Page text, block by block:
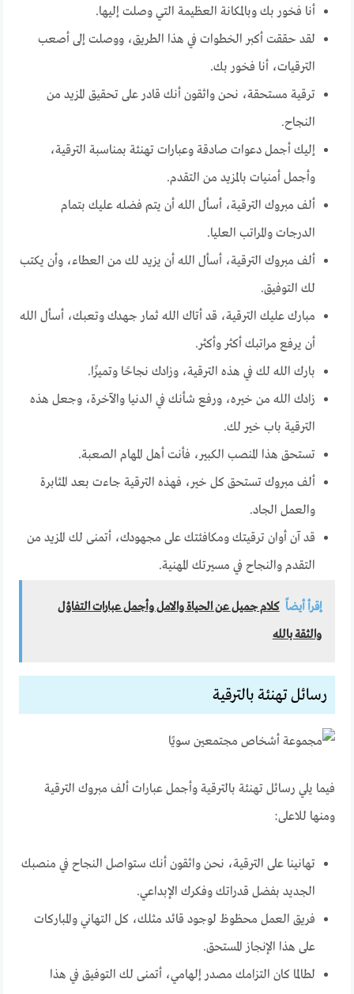
أنا فخور بك وبالمكانة العظيمة التي وصلت إليها.
لقد حققت أكبر الخطوات في هذا الطريق، ووصلت إلى أصعب
الترقيات، أنا فخور بك.
ترقية مستحقة، نحن واثقون أنك قادر على تحقيق المزيد من
النجاح.
إليك أجمل دعوات صادقة وعبارات تهنئة بمناسبة الترقية،
وأجمل أمنيات بالمزيد من التقدم.
ألف مبروك الترقية، أسأل الله أن يتم فضله عليك بتمام
الدرجات والمراتب العليا.
ألف مبروك الترقية، أسأل الله أن يزيد لك من العطاء، وأن يكتب
لك التوفيق.
مبارك عليك الترقية، قد أتاك الله ثمار جهدك وتعبك، أسأل الله
أن يرفع مراتبك أكثر وأكثر.
بارك الله لك في هذه الترقية، وزادك نجاحًا وتميزًا.
زادك الله من خيره، ورفع شأنك في الدنيا والآخرة، وجعل هذه
الترقية باب خير لك.
تستحق هذا المنصب الكبير، فأنت أهل المهام الصعبة.
ألف مبروك تستحق كل خير، فهذه الترقية جاءت بعد المثابرة
والعمل الجاد.
قد آن أوان ترقيتك ومكافئتك على مجهودك، أتمنى لك المزيد من
التقدم والنجاح في مسيرتك المهنية.
إقرأ أيضاً كلام جميل عن الحياة والامل وأجمل عبارات التفاؤل
والثقة بالله
رسائل تهنئة بالترقية
فيما يلي رسائل تهنئة بالترقية وأجمل عبارات ألف مبروك الترقية
ومنها للاعلى:
تهانينا على الترقية، نحن واثقون أنك ستواصل النجاح في منصبك
الجديد بفضل قدراتك وفكرك الإبداعي.
فريق العمل محظوظ لوجود قائد مثلك، كل التهاني والمباركات
على هذا الإنجاز المستحق.
لطالما كان التزامك مصدر إلهامي، أتمنى لك التوفيق في هذا